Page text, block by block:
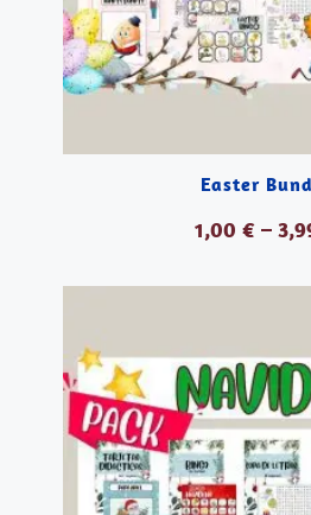
Easter
1,00 € –